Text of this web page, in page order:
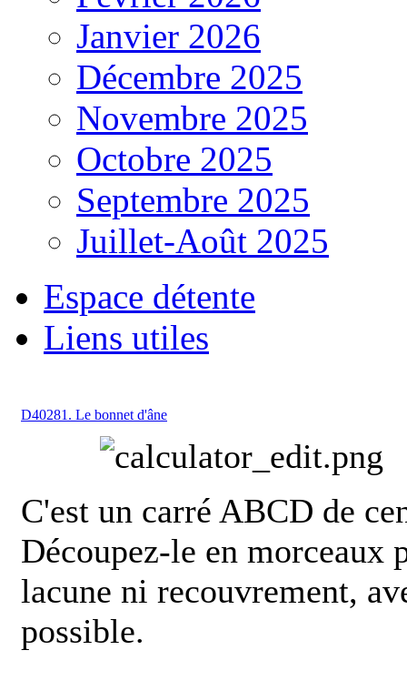
Janvier 2026
Décembre 2025
Novembre 2025
Octobre 2025
Septembre 2025
Juillet-Août 2025
Espace détente
Liens utiles
D40281. Le bonnet d'âne
C'est un carré ABCD de
Découpez-le en morceaux
lacune ni recouvrement,
possible.